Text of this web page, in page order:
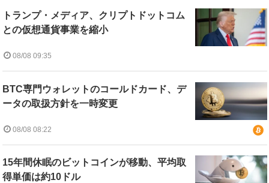
トランプ・メディア、クリプトドットコム
との仮想通貨事業を縮小
08/08 09:35
BTC専門ウォレットのコールドカード、デ
ータの取扱方針を一時変更
08/08 08:22
15年間休眠のビットコインが移動、平均取
得単価は約10ドル